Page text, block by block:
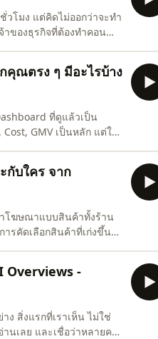
วโมง แต่คิดไม่ออกว่าจะทำ
าของธุรกิจที่ต้องทำคอน
คุณตรง ๆ มีอะไรบ้าง
ที่ดูแล้วเป็น
GMV เป็นหลัก แต่ใน
Ads นั้นก็ไม่ได้บอกตัวเลขทุกอย่างไว้ท
กับใคร จาก
ำโฆษณาแบบสินค้าทั้งร้าน
ารคัดเลือกสินค้าที่เก่งขึ้น
ว่าผลลัพธ์เ
Overviews -
ง สิ่งแรกที่เราเห็น ไม่ใช่
นเลย และเชื่อว่าหลายคน